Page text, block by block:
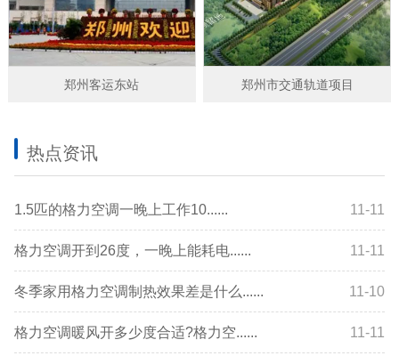
郑州客运东站 郑州市交通轨道项目
热点资讯
11-11
1.5匹的格力空调一晚上工作10......
11-11
格力空调开到26度，一晚上能耗电......
11-10
冬季家用格力空调制热效果差是什么......
11-11
格力空调暖风开多少度合适?格力空......